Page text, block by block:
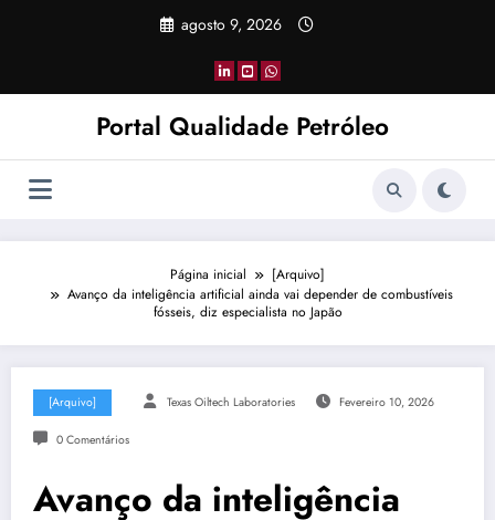
agosto 9, 2026
Portal Qualidade Petróleo
Página inicial
[Arquivo]
Avanço da inteligência artificial ainda vai depender de combustíveis
fósseis, diz especialista no Japão
[Arquivo] Texas Oiltech Laboratories Fevereiro 10, 2026
0 Comentários
Avanço da inteligência